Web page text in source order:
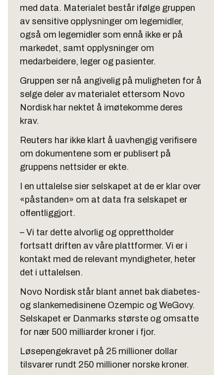
med data. Materialet består ifølge gruppen
av sensitive opplysninger om legemidler,
også om legemidler som ennå ikke er på
markedet, samt opplysninger om
medarbeidere, leger og pasienter.
Gruppen ser nå angivelig på muligheten for å
selge deler av materialet ettersom Novo
Nordisk har nektet å imøtekomme deres
krav.
Reuters har ikke klart å uavhengig verifisere
om dokumentene som er publisert på
gruppens nettsider er ekte.
I en uttalelse sier selskapet at de er klar over
«påstanden» om at data fra selskapet er
offentliggjort.
– Vi tar dette alvorlig og opprettholder
fortsatt driften av våre plattformer. Vi er i
kontakt med de relevant myndigheter, heter
det i uttalelsen.
Novo Nordisk står blant annet bak diabetes-
og slankemedisinene Ozempic og WeGovy.
Selskapet er Danmarks største og omsatte
for nær 500 milliarder kroner i fjor.
Løsepengekravet på 25 millioner dollar
tilsvarer rundt 250 millioner norske kroner.